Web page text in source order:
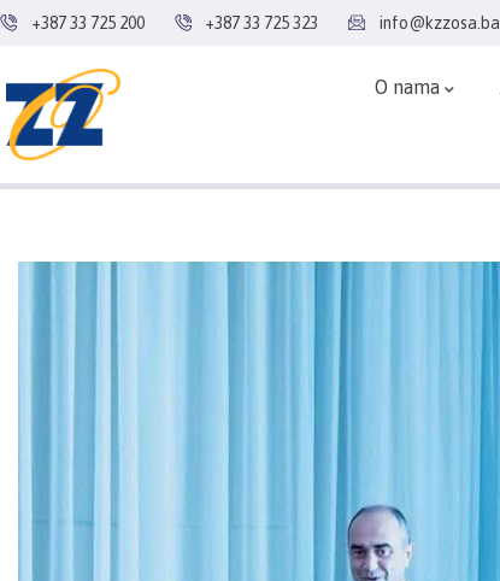
+387 33 725 200 +387 33 725 323 info@kzzosa.ba
O nama